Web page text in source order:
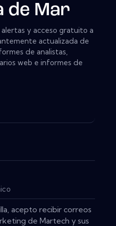
de Mar
y acceso gratuito a
actualizada de
de analistas,
web e informes de
acepto recibir correos
de Martech y sus